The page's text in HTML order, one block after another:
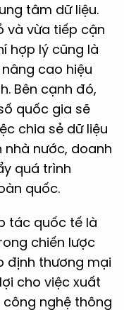
tâm dữ liệu.
và vừa tiếp cận
hợp lý cũng là
cao hiệu
Bên cạnh đó,
quốc gia sẽ
chia sẻ dữ liệu
nước, doanh
quá trình
quốc.
tác quốc tế là
chiến lược
định thương mại
cho việc xuất
nghệ thông